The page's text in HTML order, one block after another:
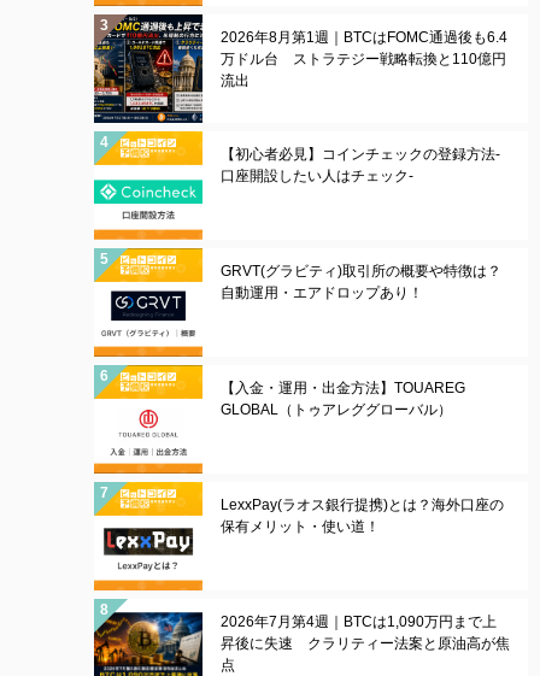
2026年8月第1週｜BTCはFOMC通過後も6.4
万ドル台 ストラテジー戦略転換と110億円
流出
【初心者必見】コインチェックの登録方法-
口座開設したい人はチェック-
GRVT(グラビティ)取引所の概要や特徴は？
自動運用・エアドロップあり！
【入金・運用・出金方法】TOUAREG
GLOBAL（トゥアレググローバル）
LexxPay(ラオス銀行提携)とは？海外口座の
保有メリット・使い道！
2026年7月第4週｜BTCは1,090万円まで上
昇後に失速 クラリティー法案と原油高が焦
点